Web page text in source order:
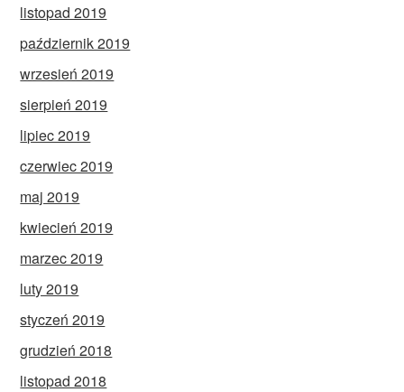
listopad 2019
październik 2019
wrzesień 2019
sierpień 2019
lipiec 2019
czerwiec 2019
maj 2019
kwiecień 2019
marzec 2019
luty 2019
styczeń 2019
grudzień 2018
listopad 2018